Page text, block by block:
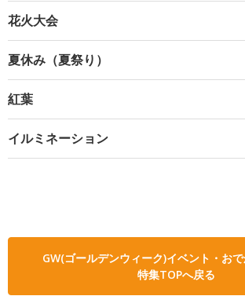
花火大会
夏休み（夏祭り）
紅葉
イルミネーション
GW(ゴールデンウィーク)イベント・お
特集TOPへ戻る